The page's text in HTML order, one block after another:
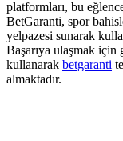
platformları, bu
BetGaranti, spor
yelpazesi sunarak
Başarıya ulaşmak için
kullanarak betgaranti
almaktadır.